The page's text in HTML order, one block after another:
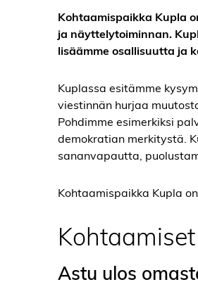
Kohtaamispaikka Kupla
ja näyttelytoiminnan.
lisäämme osallisuutta ja
Kuplassa esitämme
viestinnän hurjaa
Pohdimme esimerkiksi
demokratian merkitystä.
sananvapautta,
Kohtaamispaikka Kupla
Kohtaamiset
Astu ulos